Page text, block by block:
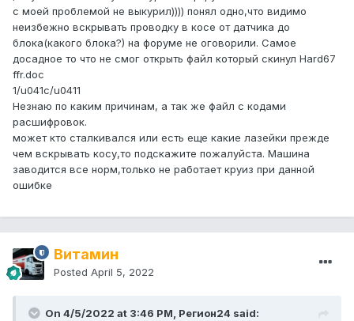
с моей проблемой не выкурил)))) понял одно,что видимо
неизбежно вскрывать проводку в косе от датчика до
блока(какого блока?) на форуме не оговорили. Самое
досадное то что не смог открыть файл который скинул Hard67
ffr.doc
1/u041c/u0411
Незнаю по каким причинам, а так же файл с кодами
расшифровок.
может кто сталкивался или есть еще какие лазейки прежде
чем вскрывать косу,то подскажите пожалуйста. Машина
заводится все норм,только не работает круиз при данной
ошибке
Витамин
Posted April 5, 2022
On 4/5/2022 at 3:46 PM, Регион24 said: